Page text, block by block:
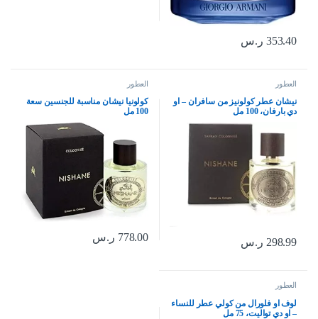
353.40 ر.س
العطور
نيشان عطر كولونيز من سافران – او
دي بارفان، 100 مل
298.99 ر.س
العطور
كولونيا نيشان مناسبة للجنسين سعة
100 مل
778.00 ر.س
العطور
لوف او فلورال من كولي عطر للنساء
– او دي تواليت، 75 مل